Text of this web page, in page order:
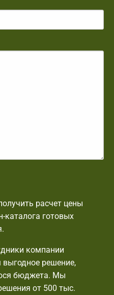
расчет цены
каталога готовых
компании
выгодное решение,
бюджета. Мы
от 500 тыс.